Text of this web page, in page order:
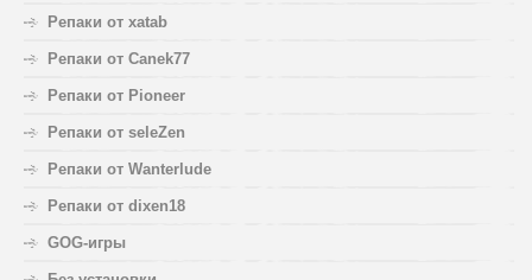
Репаки от xatab
Репаки от Canek77
Репаки от Pioneer
Репаки от seleZen
Репаки от Wanterlude
Репаки от dixen18
GOG-игры